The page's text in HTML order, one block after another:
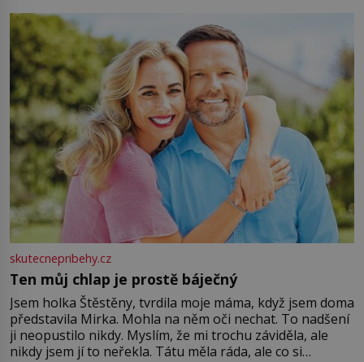
můžete obohatit své rituály a přinést do svého života
větší harmonii a klid. Je důležité
skutecnepribehy.cz
Ten můj chlap je prostě báječný
Jsem holka Štěstěny, tvrdila moje máma, když jsem doma
představila Mirka. Mohla na něm oči nechat. To nadšení
ji neopustilo nikdy. Myslím, že mi trochu záviděla, ale
nikdy jsem jí to neřekla. Tátu měla ráda, ale co si